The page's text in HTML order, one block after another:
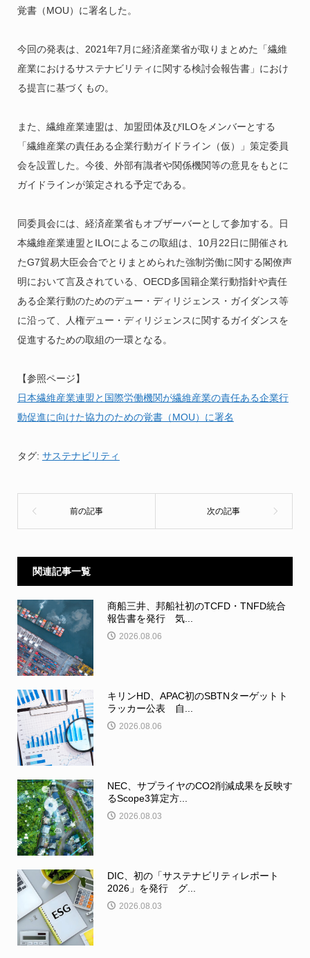
覚書（MOU）に署名した。
今回の発表は、2021年7月に経済産業省が取りまとめた「繊維
産業におけるサステナビリティに関する検討会報告書」におけ
る提言に基づくもの。
また、繊維産業連盟は、加盟団体及びILOをメンバーとする
「繊維産業の責任ある企業行動ガイドライン（仮）」策定委員
会を設置した。今後、外部有識者や関係機関等の意見をもとに
ガイドラインが策定される予定である。
同委員会には、経済産業省もオブザーバーとして参加する。日
本繊維産業連盟とILOによるこの取組は、10月22日に開催され
たG7貿易大臣会合でとりまとめられた強制労働に関する閣僚声
明において言及されている、OECD多国籍企業行動指針や責任
ある企業行動のためのデュー・ディリジェンス・ガイダンス等
に沿って、人権デュー・ディリジェンスに関するガイダンスを
促進するための取組の一環となる。
【参照ページ】
日本繊維産業連盟と国際労働機関が繊維産業の責任ある企業行
動促進に向けた協力のための覚書（MOU）に署名
タグ: サステナビリティ
関連記事一覧
商船三井、邦船社初のTCFD・TNFD統合
報告書を発行 気...
2026.08.06
キリンHD、APAC初のSBTNターゲットト
ラッカー公表 自...
2026.08.06
NEC、サプライヤのCO2削減成果を反映す
るScope3算定方...
2026.08.03
DIC、初の「サステナビリティレポート
2026」を発行 グ...
2026.08.03